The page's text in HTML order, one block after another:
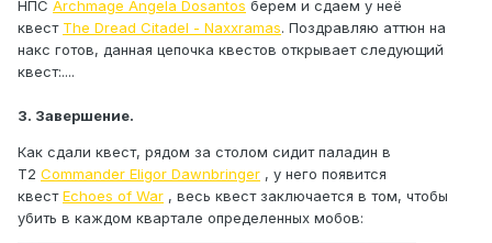
НПС Archmage Angela Dosantos берем и сдаем у неё
квест The Dread Citadel - Naxxramas. Поздравляю аттюн на
накс готов, данная цепочка квестов открывает следующий
квест:....
3. Завершение.
Как сдали квест, рядом за столом сидит паладин в
Т2 Commander Eligor Dawnbringer , у него появится
квестEchoes of War , весь квест заключается в том, чтобы
убить в каждом квартале определенных мобов: